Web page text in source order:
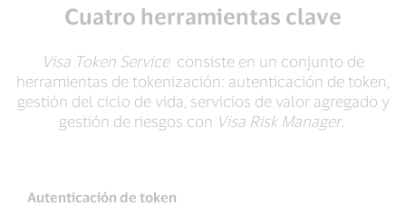
Cuatro herramientas clave
Visa Token Serviceconsiste en un conjunto de
herramientas de tokenización: autenticación de token,
gestión del ciclo de vida, servicios de valor agregado y
gestión de riesgos con Visa Risk Manager.
Autenticación de token